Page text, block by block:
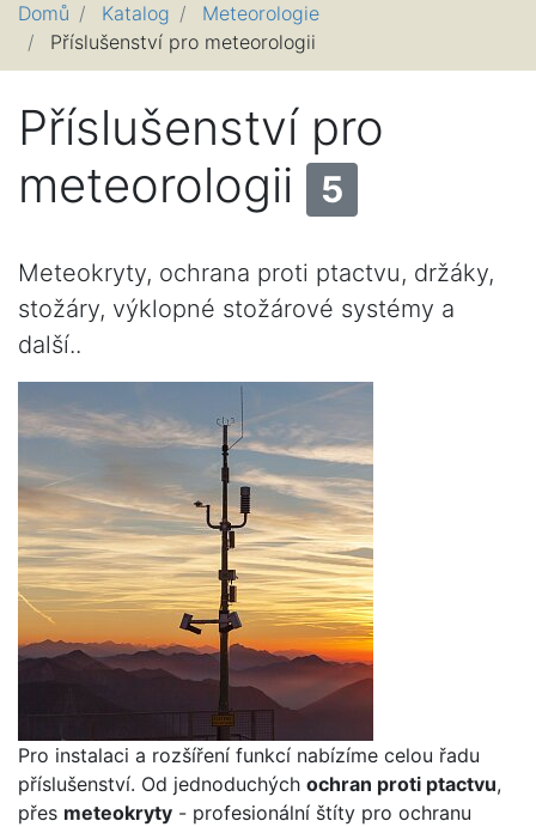
Domů Katalog
Meteorologie
Příslušenství pro meteorologii
Příslušenství pro
meteorologii
5
Meteokryty, ochrana proti ptactvu, držáky,
stožáry, výklopné stožárové systémy a
další..
Pro instalaci a rozšíření funkcí nabízíme celou řadu
příslušenství. Od jednoduchých ochran proti ptactvu,
přes meteokryty - profesionální štíty pro ochranu